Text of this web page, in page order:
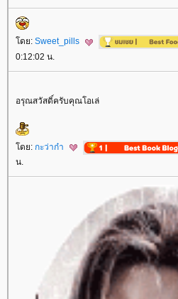
ดย: Sweet_pills
0:12:02 น.
อรุณสวัสดิ์ครับคุณโอเล่
ดย: กะว่าก๋า
น.